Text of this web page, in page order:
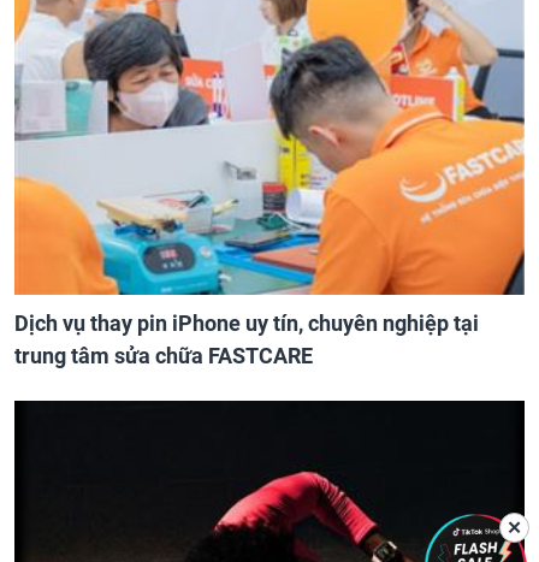
Dịch vụ thay pin iPhone uy tín, chuyên nghiệp tại
trung tâm sửa chữa FASTCARE
✕